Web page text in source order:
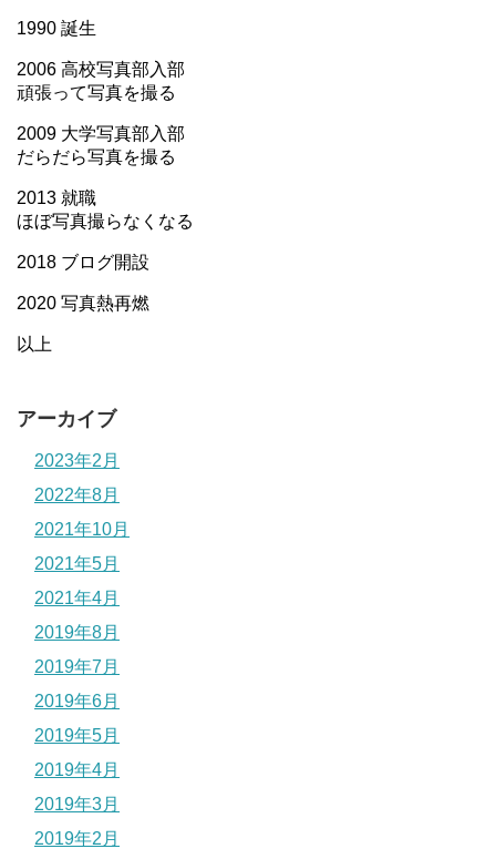
1990 誕生
2006 高校写真部入部
頑張って写真を撮る
2009 大学写真部入部
だらだら写真を撮る
2013 就職
ほぼ写真撮らなくなる
2018 ブログ開設
2020 写真熱再燃
以上
アーカイブ
2023年2月
2022年8月
2021年10月
2021年5月
2021年4月
2019年8月
2019年7月
2019年6月
2019年5月
2019年4月
2019年3月
2019年2月